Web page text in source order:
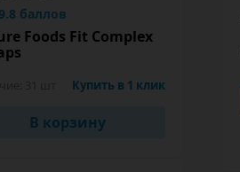
баллов
Foods Fit Complex
Купить в 1 клик
В корзину